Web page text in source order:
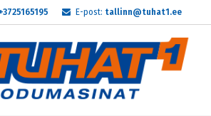
+3725165195 E-post: tallinn@tuhat1.ee